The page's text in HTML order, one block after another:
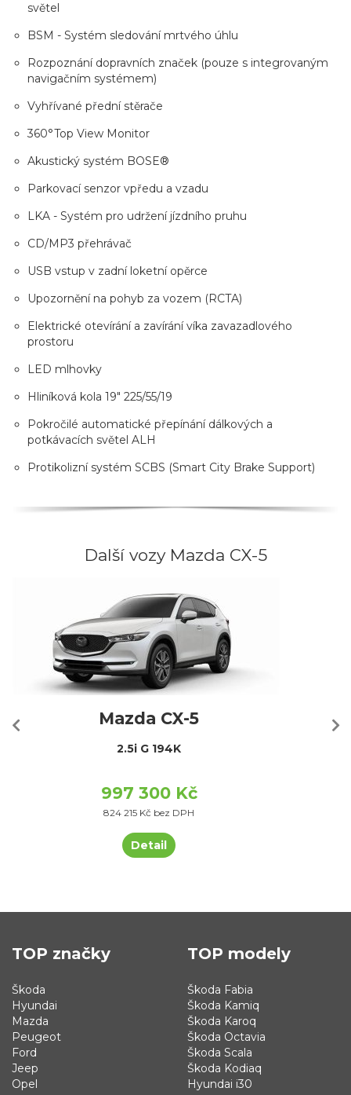
světel
BSM - Systém sledování mrtvého úhlu
Rozpoznání dopravních značek (pouze s integrovaným
navigačním systémem)
Vyhřívané přední stěrače
360°Top View Monitor
Akustický systém BOSE®
Parkovací senzor vpředu a vzadu
LKA - Systém pro udržení jízdního pruhu
CD/MP3 přehrávač
USB vstup v zadní loketní opěrce
Upozornění na pohyb za vozem (RCTA)
Elektrické otevírání a zavírání víka zavazadlového
prostoru
LED mlhovky
Hliníková kola 19" 225/55/19
Pokročilé automatické přepínání dálkových a
potkávacích světel ALH
Protikolizní systém SCBS (Smart City Brake Support)
Další vozy Mazda CX-5
Mazda CX-5
2.5i G 194K
997 300 Kč
824 215 Kč bez DPH
Detail
TOP značky
Škoda
Hyundai
Mazda
Peugeot
Ford
Jeep
Opel
TOP modely
Škoda Fabia
Škoda Kamiq
Škoda Karoq
Škoda Octavia
Škoda Scala
Škoda Kodiaq
Hyundai i30